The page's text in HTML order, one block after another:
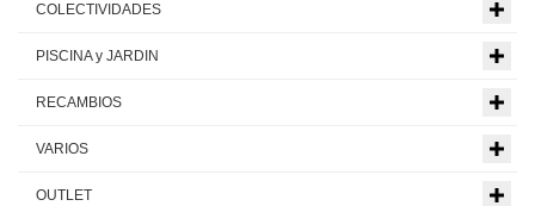
COLECTIVIDADES
PISCINA y JARDIN
RECAMBIOS
VARIOS
OUTLET